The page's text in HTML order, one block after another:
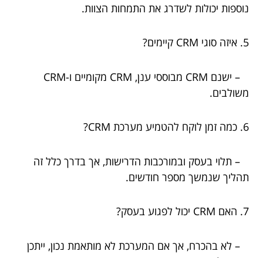
נוספות יכולות לשדרג את התמחות הצוות.
5. איזה סוגי CRM קיימים?
– ישנם CRM מבוססי ענן, CRM מקומיים ו-CRM
משולבים.
6. כמה זמן לוקח להטמיע מערכת CRM?
– תלוי בעסק ובמורכבות הדרישות, אך בדרך כלל זה
תהליך שנמשך מספר חודשים.
7. האם CRM יכול לפגוע בעסק?
– לא בהכרח, אך אם המערכת לא מותאמת נכון, ייתכן